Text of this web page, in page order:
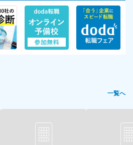
一覧へ